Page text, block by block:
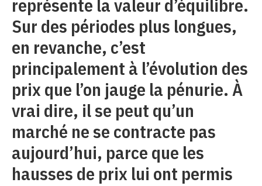
représente la valeur d’équilibre.
Sur des périodes plus longues,
en revanche, c’est
principalement à l’évolution des
prix que l’on jauge la pénurie. À
vrai dire, il se peut qu’un
marché ne se contracte pas
aujourd’hui, parce que les
hausses de prix lui ont permis